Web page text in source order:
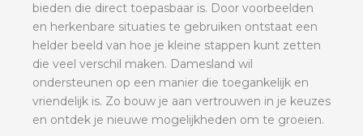
bieden die direct toepasbaar is. Door voorbeelden
en herkenbare situaties te gebruiken ontstaat een
helder beeld van hoe je kleine stappen kunt zetten
die veel verschil maken. Damesland wil
ondersteunen op een manier die toegankelijk en
vriendelijk is. Zo bouw je aan vertrouwen in je keuzes
en ontdek je nieuwe mogelijkheden om te groeien.